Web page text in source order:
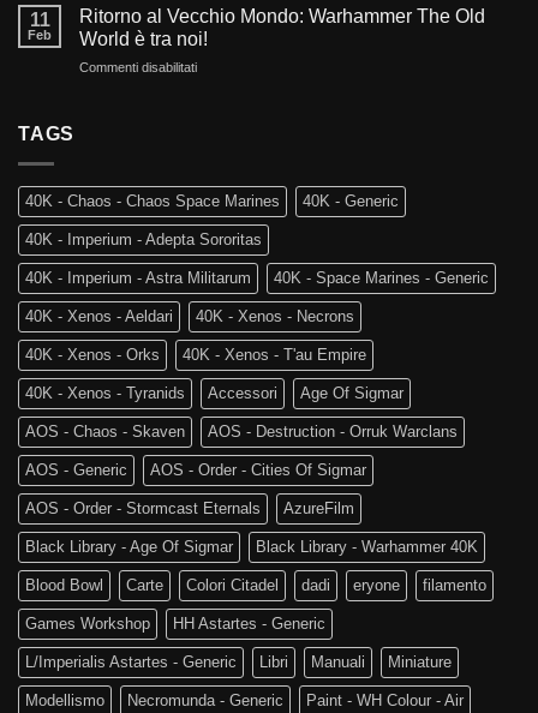
40.000?
Warhammer
40.000
Kill
Rovina
dei
Reami
Mortali:
Edizione
Age
of
Sigmar
11
Feb
Ritorno al Vecchio Mondo: Warhammer The Old
World è tra noi!
Commenti disabilitatisu
The
Old
World
è
tra
noi!
TAGS
40K - Chaos - Chaos Space Marines 40K - Generic
40K - Imperium - Adepta Sororitas
40K - Imperium - Astra Militarum 40K - Space Marines - Generic
40K - Xenos - Aeldari 40K - Xenos - Necrons
40K - Xenos - Orks 40K - Xenos - T'au Empire
40K - Xenos - Tyranids Accessori Age Of Sigmar
AOS - Chaos - Skaven AOS - Destruction - Orruk Warclans
AOS - Generic AOS - Order - Cities Of Sigmar
AOS - Order - Stormcast Eternals AzureFilm
Black Library - Age Of Sigmar Black Library - Warhammer 40K
Blood Bowl Carte Colori Citadel dadi eryone filamento
Games Workshop HH Astartes - Generic
L/Imperialis Astartes - Generic Libri Manuali Miniature
Modellismo Necromunda - Generic Paint - WH Colour - Air